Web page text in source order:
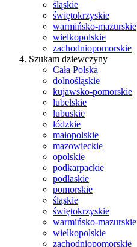
śląskie
świętokrzyskie
warmińsko-mazurskie
wielkopolskie
zachodniopomorskie
Szukam dziewczyny
Cała Polska
dolnośląskie
kujawsko-pomorskie
lubelskie
lubuskie
łódzkie
małopolskie
mazowieckie
opolskie
podkarpackie
podlaskie
pomorskie
śląskie
świętokrzyskie
warmińsko-mazurskie
wielkopolskie
zachodniopomorskie